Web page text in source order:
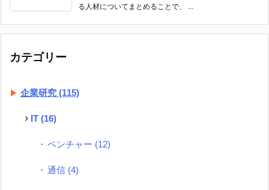
る人材についてまとめることで、 ...
カテゴリー
企業研究 (115)
IT (16)
ベンチャー (12)
通信 (4)